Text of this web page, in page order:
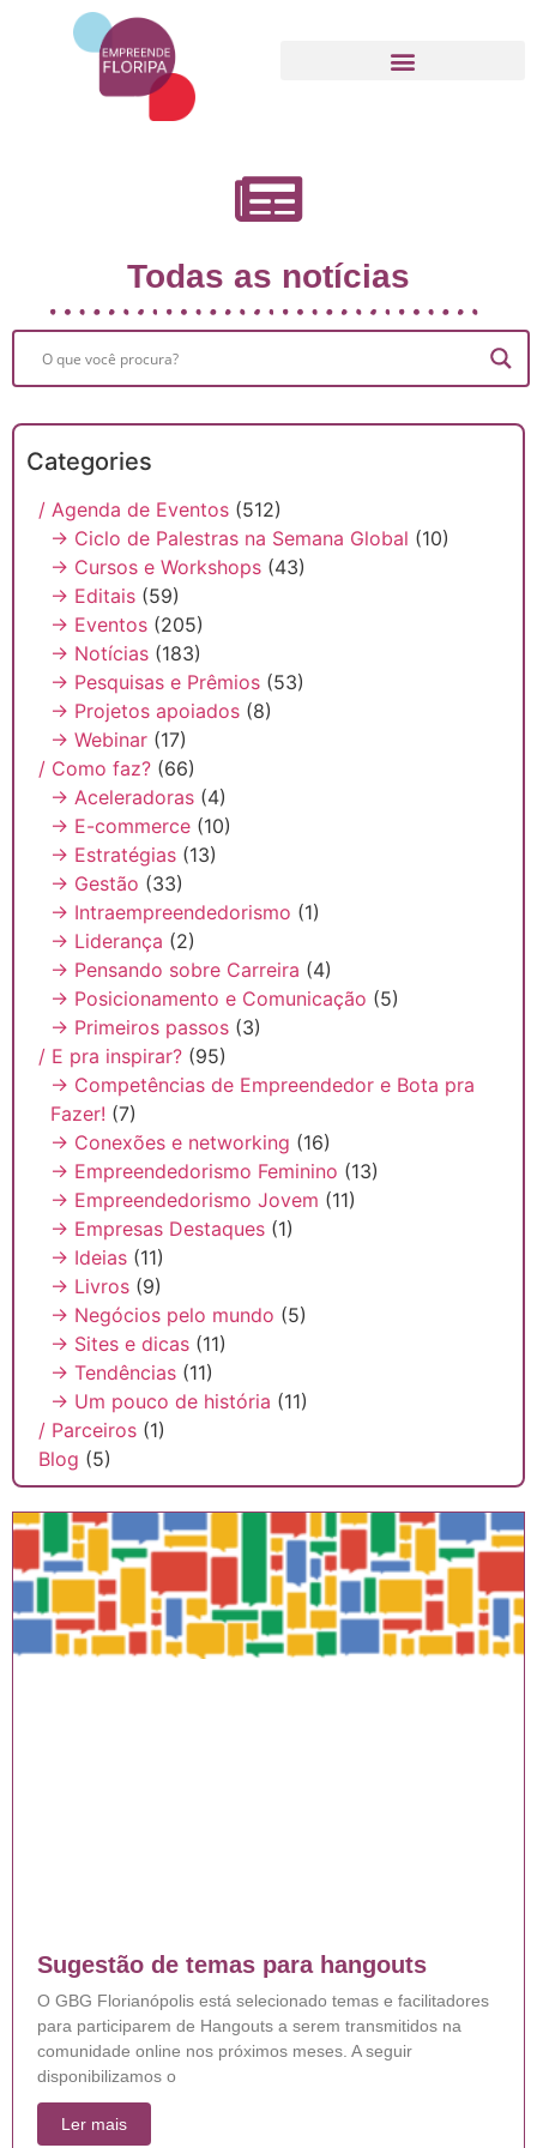
Todas as notícias
Sugestão de temas para hangouts
O GBG Florianópolis está selecionado temas e facilitadores
para participarem de Hangouts a serem transmitidos na
comunidade online nos próximos meses. A seguir
disponibilizamos o
Ler mais
Categories
/ Agenda de Eventos (512)
→ Ciclo de Palestras na Semana Global (10)
→ Cursos e Workshops (43)
→ Editais (59)
→ Eventos (205)
→ Notícias (183)
→ Pesquisas e Prêmios (53)
→ Projetos apoiados (8)
→ Webinar (17)
/ Como faz? (66)
→ Aceleradoras (4)
→ E-commerce (10)
→ Estratégias (13)
→ Gestão (33)
→ Intraempreendedorismo (1)
→ Liderança (2)
→ Pensando sobre Carreira (4)
→ Posicionamento e Comunicação (5)
→ Primeiros passos (3)
/ E pra inspirar? (95)
→ Competências de Empreendedor e Bota pra
Fazer! (7)
→ Conexões e networking (16)
→ Empreendedorismo Feminino (13)
→ Empreendedorismo Jovem (11)
→ Empresas Destaques (1)
→ Ideias (11)
→ Livros (9)
→ Negócios pelo mundo (5)
→ Sites e dicas (11)
→ Tendências (11)
→ Um pouco de história (11)
/ Parceiros (1)
Blog (5)